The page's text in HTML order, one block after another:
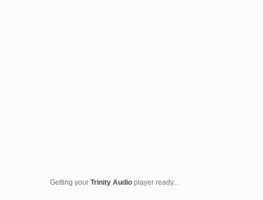
Getting your Trinity Audio player ready...